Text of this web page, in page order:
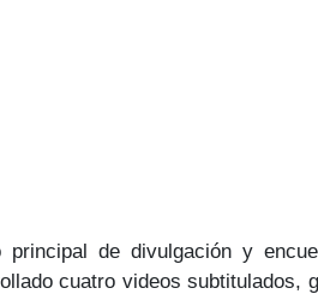
de divulgación y
cuatro videos subtitulados,